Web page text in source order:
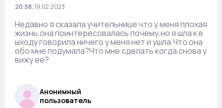
20:58,19.02.2023
Недавно я сказала учительнице что у меня плохая
жизнь,она поинтересовалась почему,но я шла к в
ыходу говорила ничего у меня нет и ушла.Что она
обо мне подумала?Что мне сделать когда снова у
вижу ее?
Анонимный
пользователь